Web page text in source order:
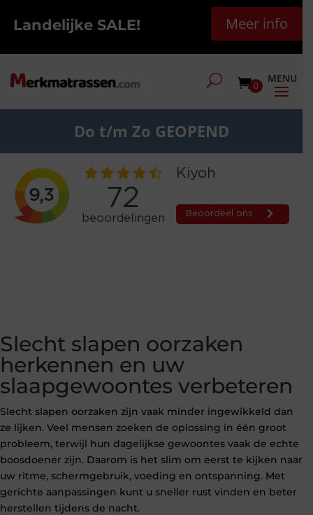
Landelijke SALE! Meer info
0
Do t/m Zo GEOPEND
Slecht slapen oorzaken
herkennen en uw
slaapgewoontes verbeteren
Slecht slapen oorzaken zijn vaak minder ingewikkeld dan
ze lijken. Veel mensen zoeken de oplossing in één groot
probleem, terwijl hun dagelijkse gewoontes vaak de echte
boosdoener zijn. Daarom is het slim om eerst te kijken naar
uw ritme, schermgebruik, voeding en ontspanning. Met
gerichte aanpassingen kunt u sneller rust vinden en beter
herstellen tijdens de nacht.